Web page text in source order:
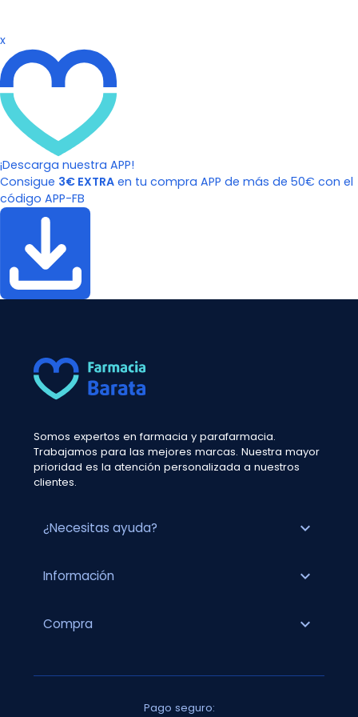
x
¡Descarga nuestra APP!
Consigue 3€ EXTRA en tu compra APP de más de 50€ con el
código APP-FB
Somos expertos en farmacia y parafarmacia.
Trabajamos para las mejores marcas. Nuestra mayor
prioridad es la atención personalizada a nuestros
clientes.
¿Necesitas ayuda? expand_more
Información expand_more
Compra expand_more
Pago seguro: